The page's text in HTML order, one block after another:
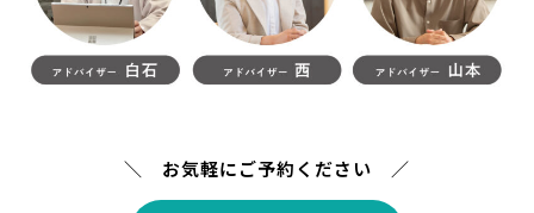
＼ お気軽にご予約ください ／